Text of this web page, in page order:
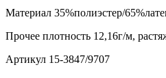
Материал 35%полиэстер/
Прочее плотность 12,16г/м,
Артикул 15-3847/9707